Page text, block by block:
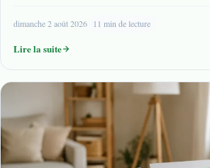
dimanche 2 août 2026 11 min de lecture
Lire la suite